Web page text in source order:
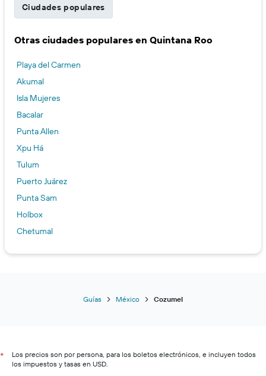
Ciudades populares
Otras ciudades populares en Quintana Roo
Playa del Carmen
Akumal
Isla Mujeres
Bacalar
Punta Allen
Xpu Há
Tulum
Puerto Juárez
Punta Sam
Holbox
Chetumal
Guías México Cozumel
*
Los precios son por persona, para los boletos electrónicos, e incluyen todos
los impuestos y tasas en USD.